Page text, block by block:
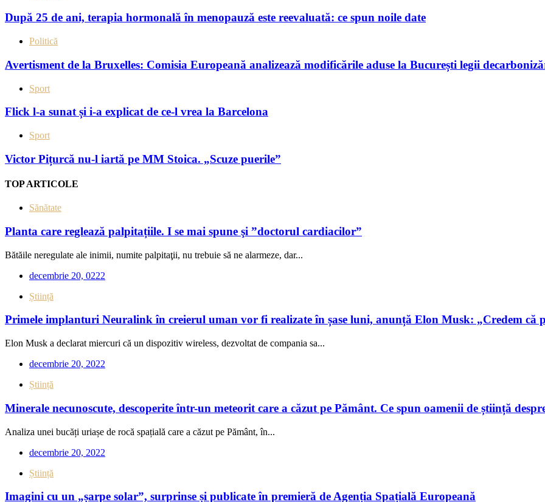
După 25 de ani, terapia hormonală în menopauză este reevaluată: ce spun noile date
Politică
Avertisment de la Bruxelles: Comisia Europeană analizează modificările aduse la București legii
Sport
Flick l-a sunat și i-a explicat de ce-l vrea la Barcelona
Sport
Victor Pițurcă nu-l iartă pe MM Stoica. „Scuze puerile”
TOP ARTICOLE
Sănătate
Planta care reglează palpitațiile. I se mai spune şi ”doctorul cardiacilor”
Bătăile neregulate ale inimii, numite palpitaţii, nu trebuie să ne alarmeze, dar...
decembrie 20, 0222
Știință
Primele implanturi Neuralink în creierul uman vor fi realizate în șase luni, anunță Elon Musk: „Credem că
Elon Musk a declarat miercuri că un dispozitiv wireless, dezvoltat de compania sa...
decembrie 20, 2022
Știință
Minerale necunoscute, descoperite într-un meteorit care a căzut pe Pământ. Ce spun oamenii de știință
Analiza unei bucăți uriașe de rocă spațială care a căzut pe Pământ, în...
decembrie 20, 2022
Știință
Imagini cu un „șarpe solar”, surprinse și publicate în premieră de Agenția Spațială Europeană